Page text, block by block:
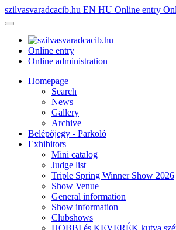
szilvasvaradcacib.hu EN HU Online entry
Online entry
Online administration
Homepage
Search
News
Gallery
Archive
Belépőjegy - Parkoló
Exhibitors
Mini catalog
Judge list
Triple Spring Winner Show 2026
Show Venue
General information
Show information
Clubshows
HOBBI és KEVERÉK kutya